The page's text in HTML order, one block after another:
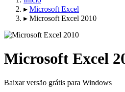
▸ Microsoft Excel
▸ Microsoft Excel 2010
Microsoft Excel
Baixar versão grátis para Windows